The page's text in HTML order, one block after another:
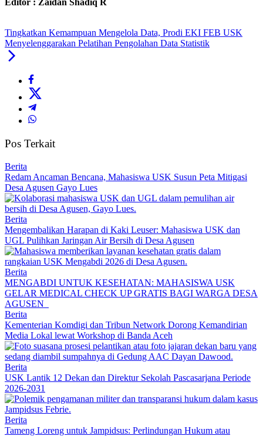
Editor : Zaidan Shadiq R
Tingkatkan Kemampuan Mengelola Data, Prodi EKI FEB USK
Menyelenggarakan Pelatihan Pengolahan Data Statistik
Pos Terkait
Berita
Redam Ancaman Bencana, Mahasiswa USK Susun Peta Mitigasi
Desa Agusen Gayo Lues
Berita
Mengembalikan Harapan di Kaki Leuser: Mahasiswa USK dan
UGL Pulihkan Jaringan Air Bersih di Desa Agusen
Berita
MENGABDI UNTUK KESEHATAN: MAHASISWA USK
GELAR MEDICAL CHECK UP GRATIS BAGI WARGA DESA
AGUSEN
Berita
Kementerian Komdigi dan Tribun Network Dorong Kemandirian
Media Lokal lewat Workshop di Banda Aceh
Berita
USK Lantik 12 Dekan dan Direktur Sekolah Pascasarjana Periode
2026-2031
Berita
Tameng Loreng untuk Jampidsus: Perlindungan Hukum atau